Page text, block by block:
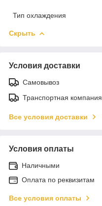
Тип охлаждения
Скрыть
Условия доставки
Самовывоз
Транспортная компания
Все условия доставки
Условия оплаты
Наличными
Оплата по реквизитам
Все условия оплаты